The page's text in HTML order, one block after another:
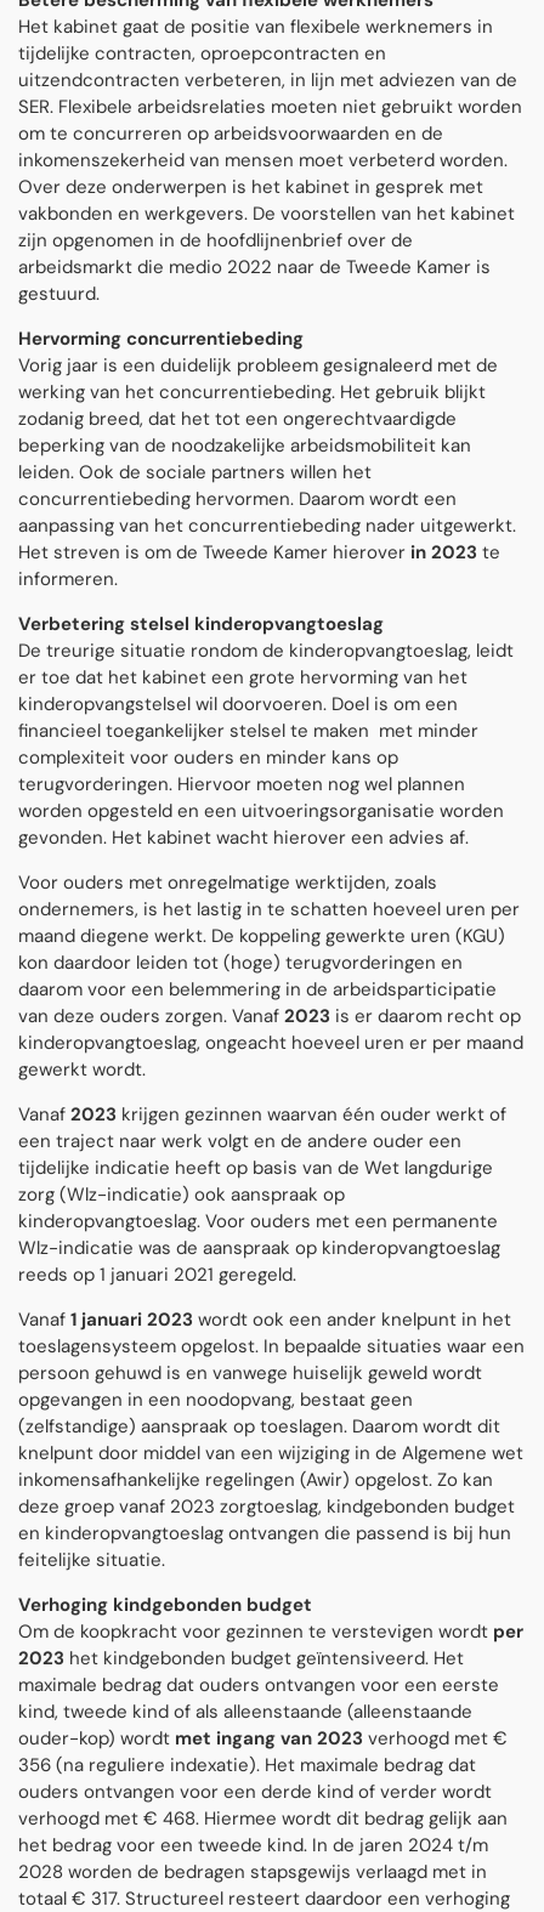
Het kabinet gaat de positie van flexibele werknemers in
tijdelijke contracten, oproepcontracten en
uitzendcontracten verbeteren, in lijn met adviezen van de
SER. Flexibele arbeidsrelaties moeten niet gebruikt worden
om te concurreren op arbeidsvoorwaarden en de
inkomenszekerheid van mensen moet verbeterd worden.
Over deze onderwerpen is het kabinet in gesprek met
vakbonden en werkgevers. De voorstellen van het kabinet
zijn opgenomen in de hoofdlijnenbrief over de
arbeidsmarkt die medio 2022 naar de Tweede Kamer is
gestuurd.
Hervorming concurrentiebeding
Vorig jaar is een duidelijk probleem gesignaleerd met de
werking van het concurrentiebeding. Het gebruik blijkt
zodanig breed, dat het tot een ongerechtvaardigde
beperking van de noodzakelijke arbeidsmobiliteit kan
leiden. Ook de sociale partners willen het
concurrentiebeding hervormen. Daarom wordt een
aanpassing van het concurrentiebeding nader uitgewerkt.
Het streven is om de Tweede Kamer hierover in 2023 te
informeren.
Verbetering stelsel kinderopvangtoeslag
De treurige situatie rondom de kinderopvangtoeslag, leidt
er toe dat het kabinet een grote hervorming van het
kinderopvangstelsel wil doorvoeren. Doel is om een
financieel toegankelijker stelsel te maken met minder
complexiteit voor ouders en minder kans op
terugvorderingen. Hiervoor moeten nog wel plannen
worden opgesteld en een uitvoeringsorganisatie worden
gevonden. Het kabinet wacht hierover een advies af.
Voor ouders met onregelmatige werktijden, zoals
ondernemers, is het lastig in te schatten hoeveel uren per
maand diegene werkt. De koppeling gewerkte uren (KGU)
kon daardoor leiden tot (hoge) terugvorderingen en
daarom voor een belemmering in de arbeidsparticipatie
van deze ouders zorgen. Vanaf 2023 is er daarom recht op
kinderopvangtoeslag, ongeacht hoeveel uren er per maand
gewerkt wordt.
Vanaf 2023 krijgen gezinnen waarvan één ouder werkt of
een traject naar werk volgt en de andere ouder een
tijdelijke indicatie heeft op basis van de Wet langdurige
zorg (Wlz-indicatie) ook aanspraak op
kinderopvangtoeslag. Voor ouders met een permanente
Wlz-indicatie was de aanspraak op kinderopvangtoeslag
reeds op 1 januari 2021 geregeld.
Vanaf 1 januari 2023 wordt ook een ander knelpunt in het
toeslagensysteem opgelost. In bepaalde situaties waar een
persoon gehuwd is en vanwege huiselijk geweld wordt
opgevangen in een noodopvang, bestaat geen
(zelfstandige) aanspraak op toeslagen. Daarom wordt dit
knelpunt door middel van een wijziging in de Algemene wet
inkomensafhankelijke regelingen (Awir) opgelost. Zo kan
deze groep vanaf 2023 zorgtoeslag, kindgebonden budget
en kinderopvangtoeslag ontvangen die passend is bij hun
feitelijke situatie.
Verhoging kindgebonden budget
Om de koopkracht voor gezinnen te verstevigen wordt per
2023 het kindgebonden budget geïntensiveerd. Het
maximale bedrag dat ouders ontvangen voor een eerste
kind, tweede kind of als alleenstaande (alleenstaande
ouder-kop) wordt met ingang van 2023 verhoogd met €
356 (na reguliere indexatie). Het maximale bedrag dat
ouders ontvangen voor een derde kind of verder wordt
verhoogd met € 468. Hiermee wordt dit bedrag gelijk aan
het bedrag voor een tweede kind. In de jaren 2024 t/m
2028 worden de bedragen stapsgewijs verlaagd met in
totaal € 317. Structureel resteert daardoor een verhoging